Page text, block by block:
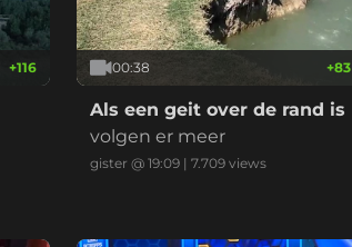
+116 00:38 +83
Als een geit over de rand is
volgen er meer
gister @ 19:09 |7.709 views